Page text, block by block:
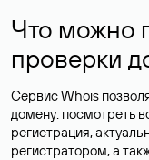
Что можно
проверки
Сервис Whois
домену: посмотреть
регистрация,
регистратором, а